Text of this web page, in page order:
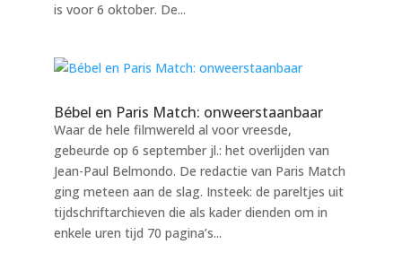
is voor 6 oktober. De...
Bébel en Paris Match: onweerstaanbaar
Waar de hele filmwereld al voor vreesde,
gebeurde op 6 september jl.: het overlijden van
Jean-Paul Belmondo. De redactie van Paris Match
ging meteen aan de slag. Insteek: de pareltjes uit
tijdschriftarchieven die als kader dienden om in
enkele uren tijd 70 pagina’s...